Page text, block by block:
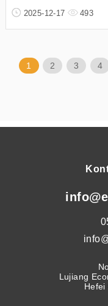
2025-12-17 493
1 2 3 4
Lujiang
Hefei